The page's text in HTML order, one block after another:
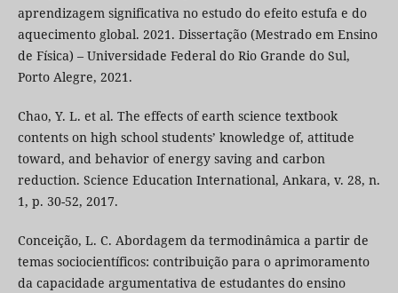
aprendizagem significativa no estudo do efeito estufa e do
aquecimento global. 2021. Dissertação (Mestrado em Ensino
de Física) – Universidade Federal do Rio Grande do Sul,
Porto Alegre, 2021.
Chao, Y. L. et al. The effects of earth science textbook
contents on high school students’ knowledge of, attitude
toward, and behavior of energy saving and carbon
reduction. Science Education International, Ankara, v. 28, n.
1, p. 30-52, 2017.
Conceição, L. C. Abordagem da termodinâmica a partir de
temas sociocientíficos: contribuição para o aprimoramento
da capacidade argumentativa de estudantes do ensino